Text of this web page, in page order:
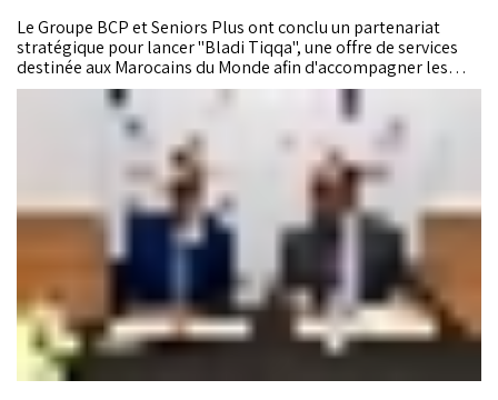
Le Groupe BCP et Seniors Plus ont conclu un partenariat
stratégique pour lancer "Bladi Tiqqa", une offre de services
destinée aux Marocains du Monde afin d'accompagner les
personnes âgées de 60 ans et plus à travers des prestations
d'assistance, de santé et de services du quotidien.